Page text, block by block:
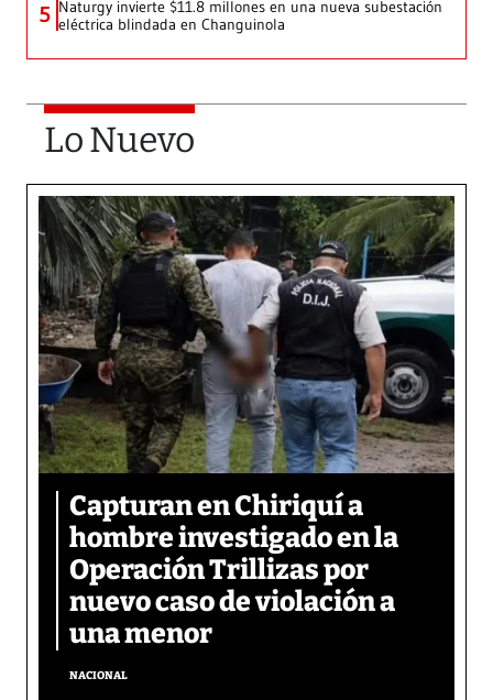
5 Naturgy invierte $11.8 millones en una nueva subestación
eléctrica blindada en Changuinola
Lo Nuevo
Capturan en Chiriquí a
hombre investigado en la
Operación Trillizas por
nuevo caso de violación a
una menor
NACIONAL